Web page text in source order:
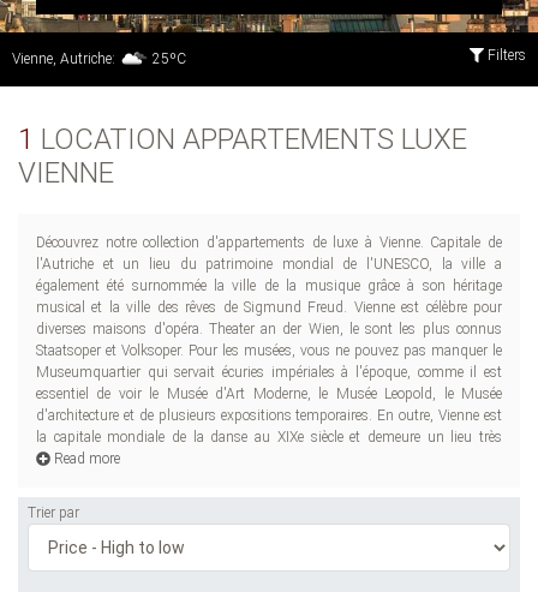
Filters
Vienne, Autriche: 25ºC
1 LOCATION APPARTEMENTS LUXE
VIENNE
Découvrez notre collection d'appartements de luxe à Vienne. Capitale de
l'Autriche et un lieu du patrimoine mondial de l'UNESCO, la ville a
également été surnommée la ville de la musique grâce à son héritage
musical et la ville des rêves de Sigmund Freud. Vienne est célèbre pour
diverses maisons d'opéra. Theater an der Wien, le sont les plus connus
Staatsoper et Volksoper. Pour les musées, vous ne pouvez pas manquer le
Museumquartier qui servait écuries impériales à l'époque, comme il est
essentiel de voir le Musée d'Art Moderne, le Musée Leopold, le Musée
d'architecture et de plusieurs expositions temporaires. En outre, Vienne est
la capitale mondiale de la danse au XIXe siècle et demeure un lieu très
important, car plus de 450 danses sont encore tenues chaque année,
Read more
Trier par